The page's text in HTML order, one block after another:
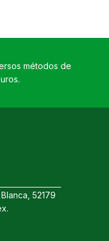
métodos de
52179